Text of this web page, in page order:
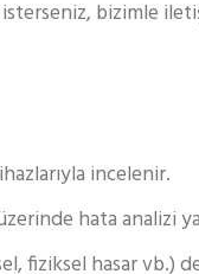
bizimle
incelenir.
hata analizi
fiziksel hasar vb.)